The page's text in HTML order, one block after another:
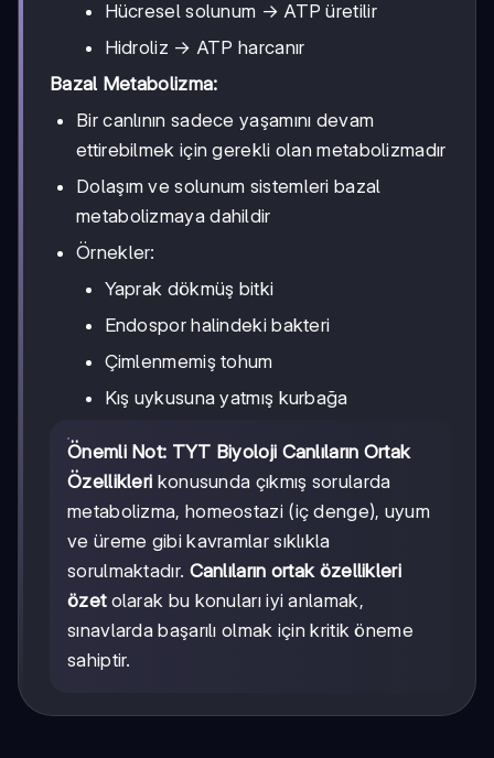
Hücresel solunum → ATP üretilir
Hidroliz → ATP harcanır
Bazal Metabolizma:
Bir canlının sadece yaşamını devam
ettirebilmek için gerekli olan metabolizmadır
Dolaşım ve solunum sistemleri bazal
metabolizmaya dahildir
Örnekler:
Yaprak dökmüş bitki
Endospor halindeki bakteri
Çimlenmemiş tohum
Kış uykusuna yatmış kurbağa
Önemli Not: TYT Biyoloji Canlıların Ortak
Özellikleri konusunda çıkmış sorularda
metabolizma, homeostazi (iç denge), uyum
ve üreme gibi kavramlar sıklıkla
sorulmaktadır. Canlıların ortak özellikleri
özetolarak bu konuları iyi anlamak,
sınavlarda başarılı olmak için kritik öneme
sahiptir.